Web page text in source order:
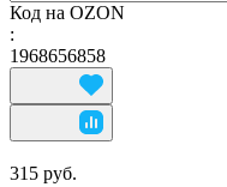
Код на OZON
:
1968656858
315 руб.